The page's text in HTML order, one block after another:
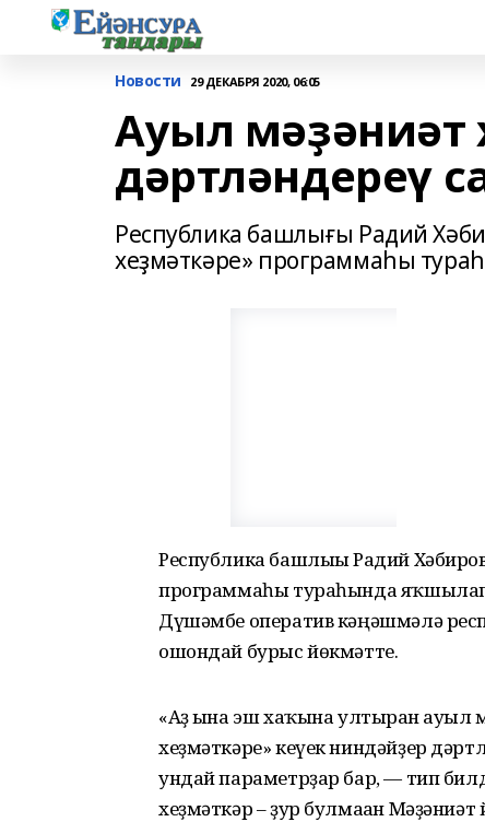
Новости 29 ДЕКАБРЯ 2020, 06:05
Ауыл мәҙәниәт
дәртләндереү
Республика башлығы Радий
хеҙмәткәре» программаһы
Республика башлығы Радий
программаһы тураһында
Дүшәмбе оператив кәңәшмәлә
ошондай бурыс йөкмәтте.
«Аҙ ғына эш хаҡына ултырған ауыл
хеҙмәткәре» кеүек ниндәйҙер
ундай параметрҙар бар, — тип
хеҙмәткәр – ҙур булмаған